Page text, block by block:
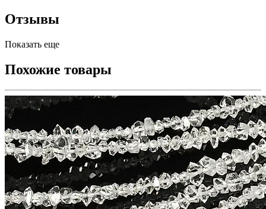
Отзывы
Показать еще
Похожие товары